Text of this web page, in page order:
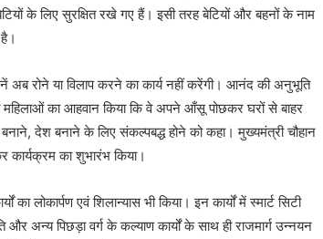
के लिए सुरक्षित रखे गए हैं। इसी तरह बेटियों और बहनों के नाम
अब रोने या विलाप करने का कार्य नहीं करेंगी। आनंद की अनुभूति
का आहवान किया कि वे अपने आँसू पोछकर घरों से बाहर
देश बनाने के लिए संकल्पबद्ध होने को कहा। मुख्यमंत्री चौहान
का शुभारंभ किया।
लोकार्पण एवं शिलान्यास भी किया। इन कार्यों में स्मार्ट सि‍टी
अन्य पिछड़ा वर्ग के कल्याण कार्यों के साथ ही राजमार्ग उन्नयन